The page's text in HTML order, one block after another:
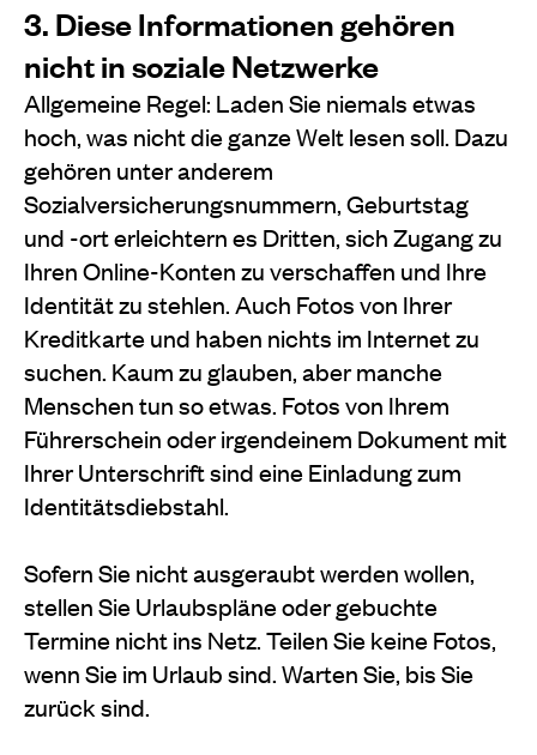
3. Diese Informationen gehören
nicht in soziale Netzwerke
Allgemeine Regel: Laden Sie niemals etwas
hoch, was nicht die ganze Welt lesen soll. Dazu
gehören unter anderem
Sozialversicherungsnummern, Geburtstag
und -ort erleichtern es Dritten, sich Zugang zu
Ihren Online-Konten zu verschaffen und Ihre
Identität zu stehlen. Auch Fotos von Ihrer
Kreditkarte und haben nichts im Internet zu
suchen. Kaum zu glauben, aber manche
Menschen tun so etwas. Fotos von Ihrem
Führerschein oder irgendeinem Dokument mit
Ihrer Unterschrift sind eine Einladung zum
Identitätsdiebstahl.
Sofern Sie nicht ausgeraubt werden wollen,
stellen Sie Urlaubspläne oder gebuchte
Termine nicht ins Netz. Teilen Sie keine Fotos,
wenn Sie im Urlaub sind. Warten Sie, bis Sie
zurück sind.